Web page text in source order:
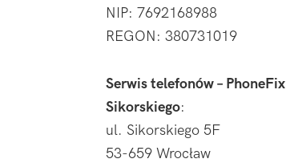
NIP: 7692168988
REGON: 380731019
Serwis telefonów – PhoneFix
Sikorskiego:
ul. Sikorskiego 5F
53-659 Wrocław